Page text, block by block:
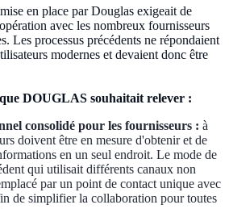
en place par Douglas exigeait de
avec les nombreux fournisseurs
Les processus précédents ne répondaient
modernes et devaient donc être
DOUGLAS souhaitait relever :
consolidé pour les fournisseurs : à
doivent être en mesure d'obtenir et de
en un seul endroit. Le mode de
qui utilisait différents canaux non
par un point de contact unique avec
de simplifier la collaboration pour toutes